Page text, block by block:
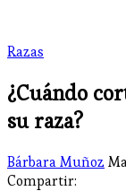
Razas
¿Cuándo
su raza?
Bárbara Muñoz
Compartir: